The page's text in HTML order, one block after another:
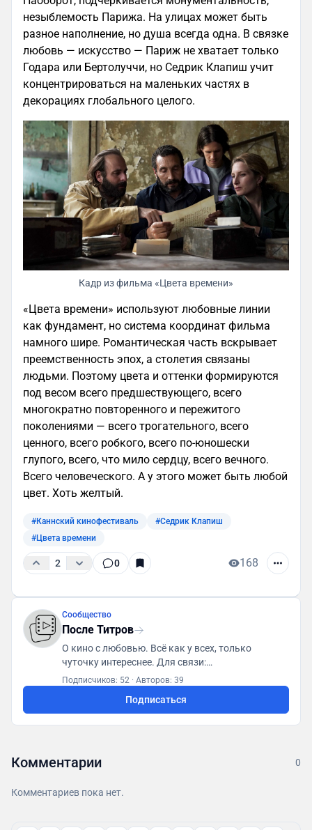
незыблемость Парижа. На улицах может быть
разное наполнение, но душа всегда одна. В связке
любовь — искусство — Париж не хватает только
Годара или Бертолуччи, но Седрик Клапиш учит
концентрироваться на маленьких частях в
декорациях глобального целого.
Кадр из фильма «Цвета времени»
«Цвета времени» используют любовные линии
как фундамент, но система координат фильма
намного шире. Романтическая часть вскрывает
преемственность эпох, а столетия связаны
людьми. Поэтому цвета и оттенки формируются
под весом всего предшествующего, всего
многократно повторенного и пережитого
поколениями — всего трогательного, всего
ценного, всего робкого, всего по-юношески
глупого, всего, что мило сердцу, всего вечного.
Всего человеческого. А у этого может быть любой
цвет. Хоть желтый.
#Каннский кинофестиваль
#Седрик Клапиш
#Цвета времени
2 0 168
Сообщество
После Титров
О кино с любовью. Всё как у всех, только
чуточку интереснее. Для связи:
posletitrov@yandex.ru
Подписчиков: 52 · Авторов: 39
Подписаться
Комментарии 0
Комментариев пока нет.